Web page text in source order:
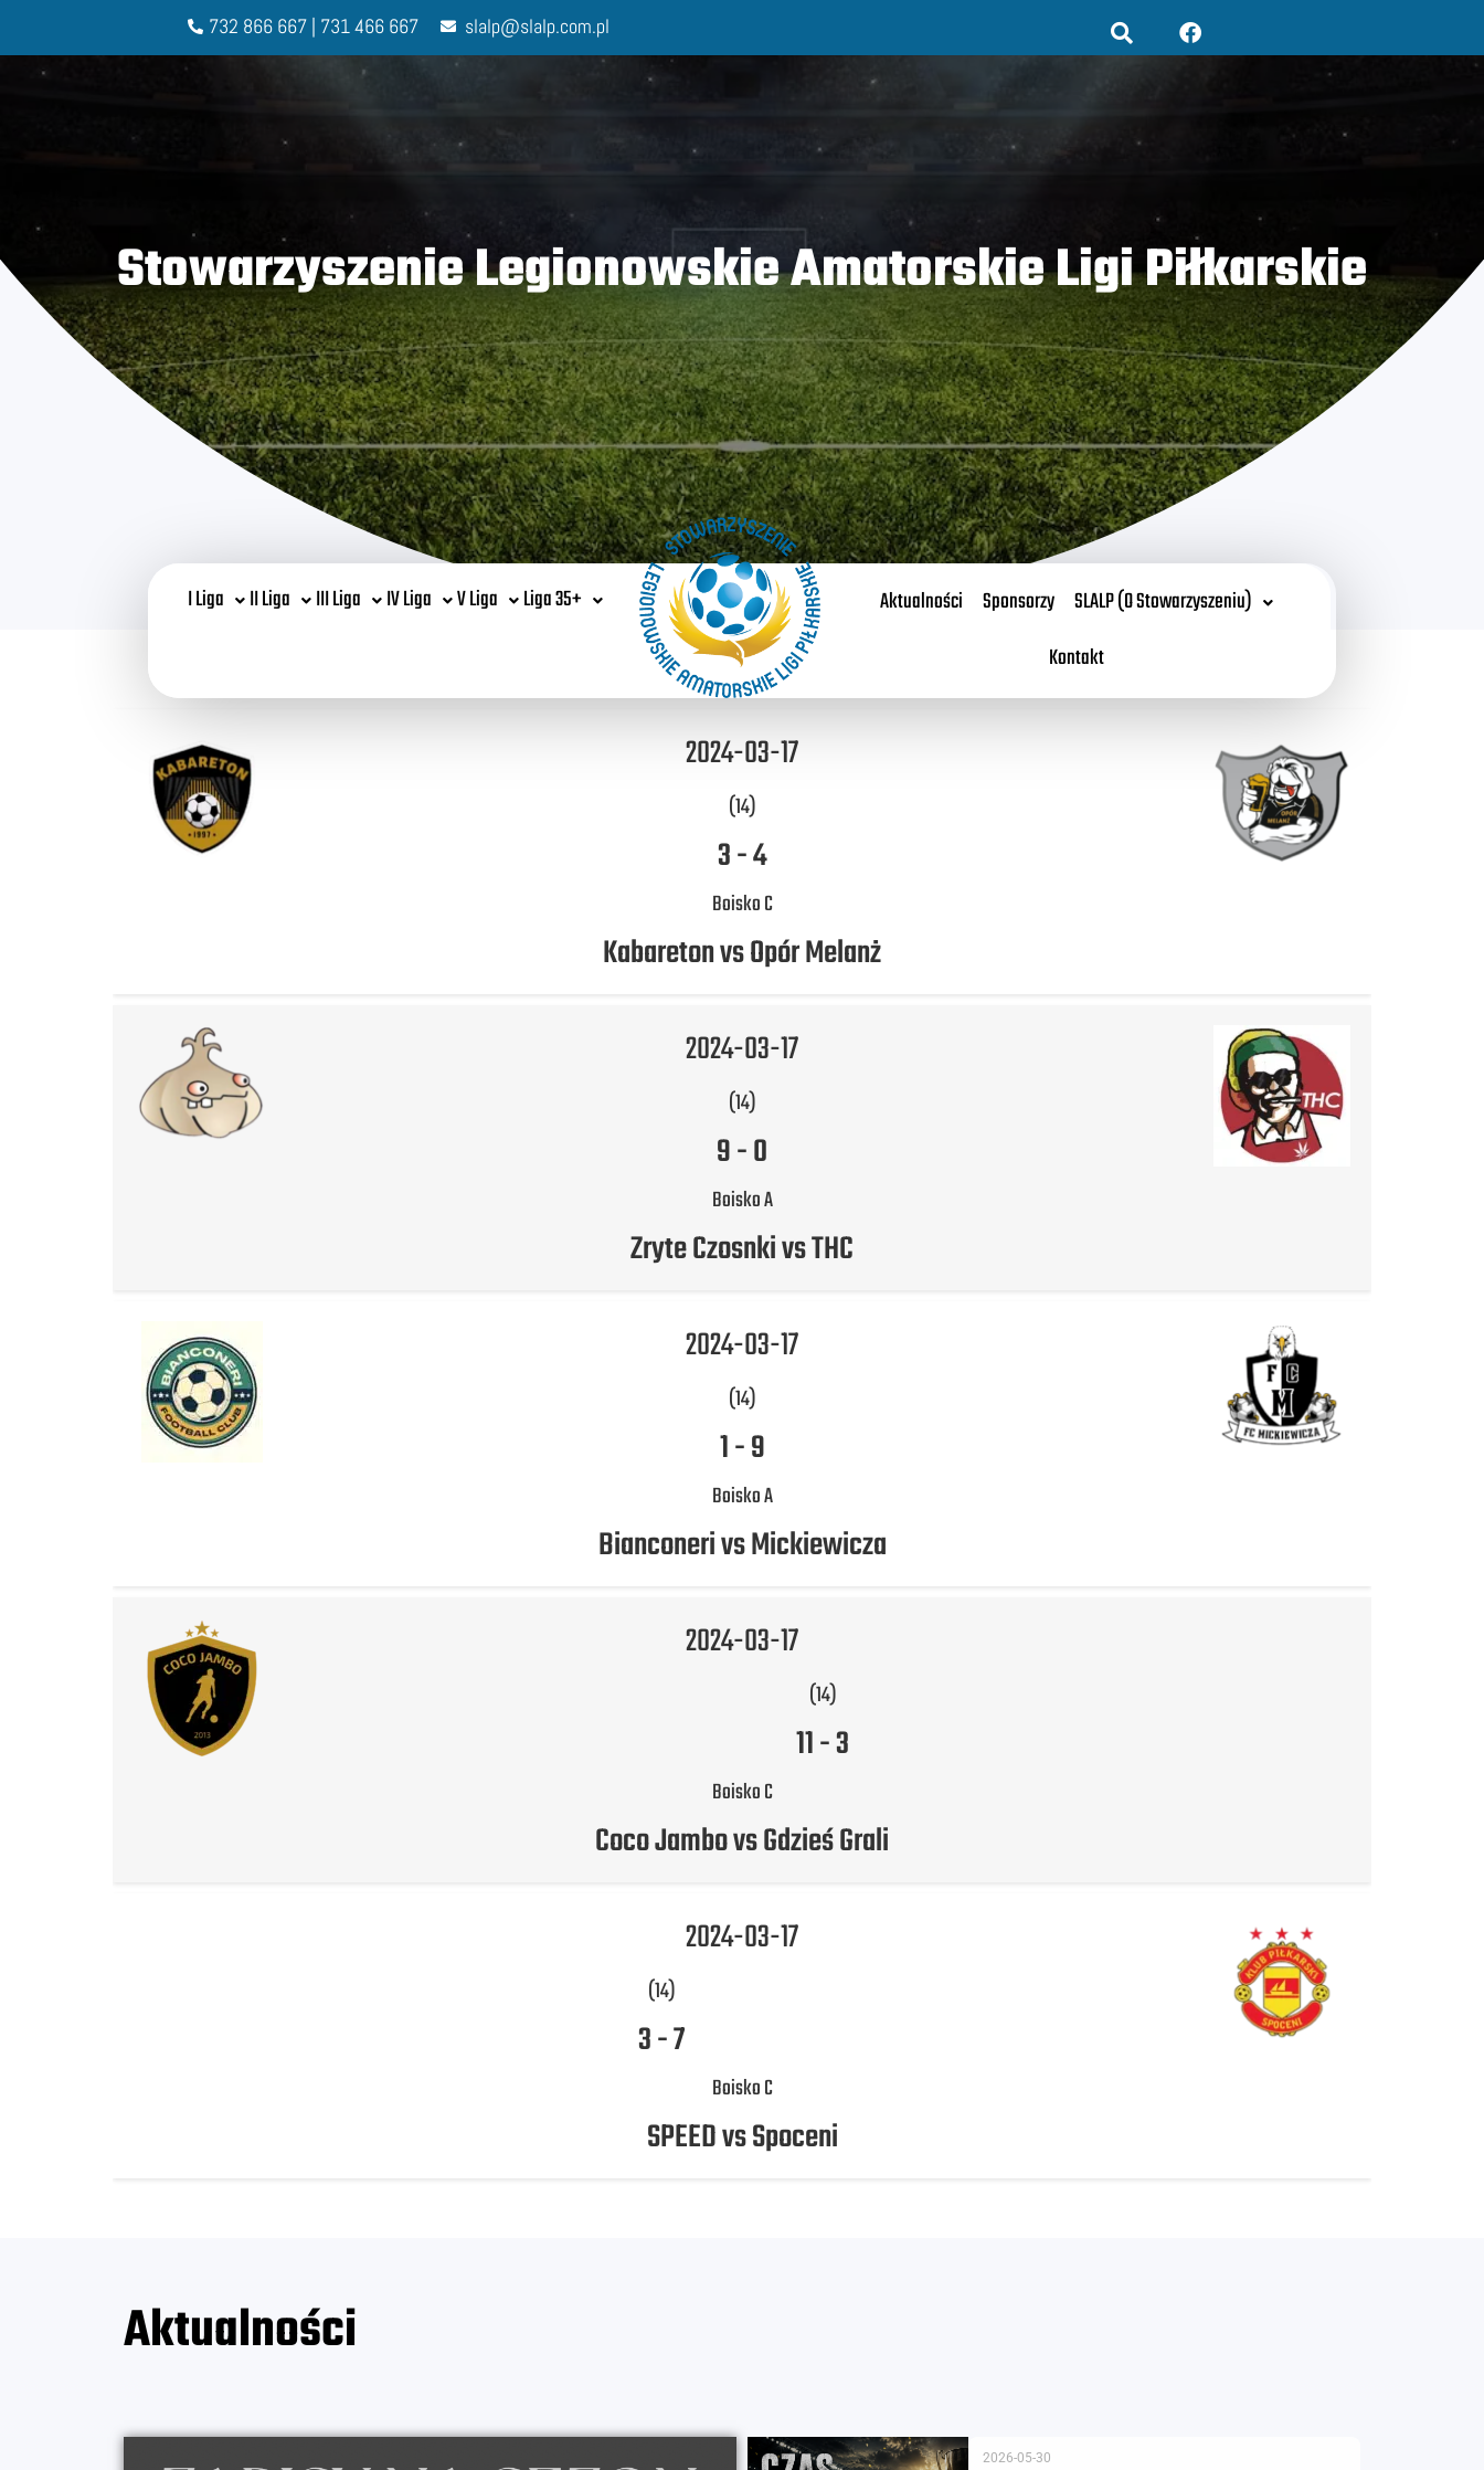
732 866 667 | 731 466 667 slalp@slalp.com.pl
Stowarzyszenie Legionowskie Amatorskie Ligi Piłkarskie
I Liga II Liga III Liga IV Liga V Liga Liga 35+ Aktualności Sponsorzy
SLALP (O Stowarzyszeniu)
Kontakt
2024-03-17
(14)
3-4
Boisko C
Kabareton vs Opór Melanż
2024-03-17
(14)
9-0
Boisko A
Zryte Czosnki vs THC
2024-03-17
(14)
1-9
Boisko A
Bianconeri vs Mickiewicza
2024-03-17
(14)
11-3
Boisko C
Coco Jambo vs Gdzieś Grali
2024-03-17
(14)
3-7
Boisko C
SPEED vs Spoceni
Aktualności
2026-05-30